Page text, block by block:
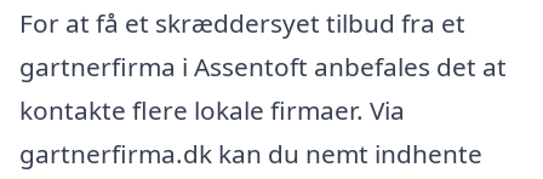
For at få et skræddersyet tilbud fra et
gartnerfirma i Assentoft anbefales det at
kontakte flere lokale firmaer. Via
gartnerfirma.dk kan du nemt indhente